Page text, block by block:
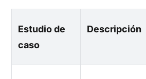
Estudio de
caso
Descripción